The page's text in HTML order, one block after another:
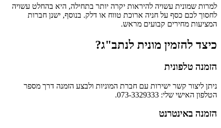
למרות שמונית עשויה להיראות יקרה יותר בתחילה, היא בהחלט עשויה
לחסוך לכם כסף על חניה ארוכת טווח או דלק. בנוסף, ישנן חברות
המציעות מחירים קבועים מראש.
כיצד להזמין מונית לנתב"ג?
הזמנה טלפונית
ניתן ליצור קשר ישירות עם חברת המוניות ולבצע הזמנה דרך מספר
הטלפון האישי שלי: 073-3329333.
הזמנה באינטרנט